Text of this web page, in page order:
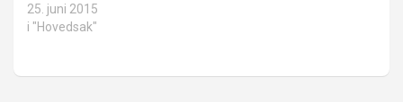
25. juni 2015
i "Hovedsak"